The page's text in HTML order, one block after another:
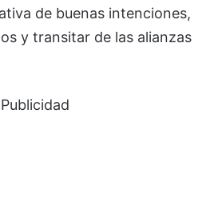
de buenas intenciones,
y transitar de las alianzas
Publicidad